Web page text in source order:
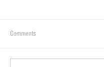
Comments